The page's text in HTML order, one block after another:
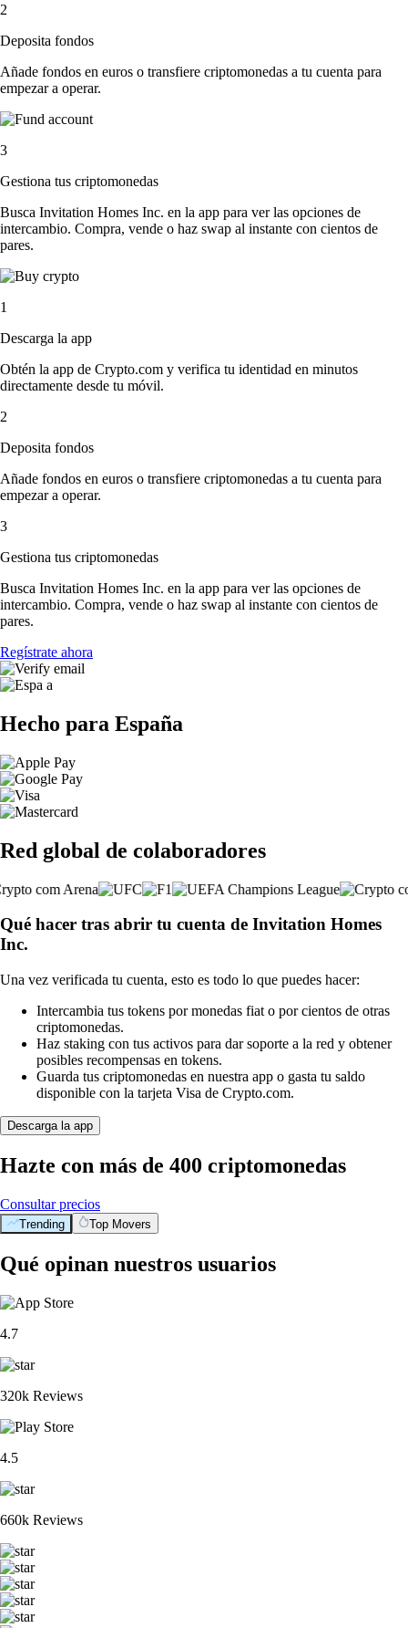
2
Deposita fondos
Añade fondos en euros o transfiere criptomonedas a tu cuenta para
empezar a operar.
3
Gestiona tus criptomonedas
Busca Invitation Homes Inc. en la app para ver las opciones de
intercambio. Compra, vende o haz swap al instante con cientos de
pares.
1
Descarga la app
Obtén la app de Crypto.com y verifica tu identidad en minutos
directamente desde tu móvil.
2
Deposita fondos
Añade fondos en euros o transfiere criptomonedas a tu cuenta para
empezar a operar.
3
Gestiona tus criptomonedas
Busca Invitation Homes Inc. en la app para ver las opciones de
intercambio. Compra, vende o haz swap al instante con cientos de
pares.
Regístrate ahora
Hecho para España
Red global de colaboradores
Qué hacer tras abrir tu cuenta de Invitation Homes
Inc.
Una vez verificada tu cuenta, esto es todo lo que puedes hacer:
Intercambia tus tokens por monedas fiat o por cientos de otras
criptomonedas.
Haz staking con tus activos para dar soporte a la red y obtener
posibles recompensas en tokens.
Guarda tus criptomonedas en nuestra app o gasta tu saldo
disponible con la tarjeta Visa de Crypto.com.
Descarga la app
Hazte con más de 400 criptomonedas
Consultar precios
Trending Top Movers
Qué opinan nuestros usuarios
4.7
320k Reviews
4.5
660k Reviews